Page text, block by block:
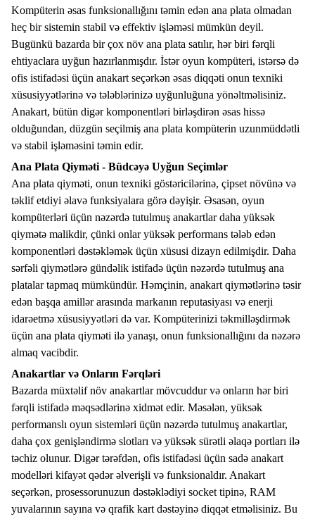
Kompüterin əsas funksionallığını təmin edən ana plata olmadan
heç bir sistemin stabil və effektiv işləməsi mümkün deyil.
Bugünkü bazarda bir çox növ ana plata satılır, hər biri fərqli
ehtiyaclara uyğun hazırlanmışdır. İstər oyun kompüteri, istərsə də
ofis istifadəsi üçün anakart seçərkən əsas diqqəti onun texniki
xüsusiyyətlərinə və tələblərinizə uyğunluğuna yönəltməlisiniz.
Anakart, bütün digər komponentləri birləşdirən əsas hissə
olduğundan, düzgün seçilmiş ana plata kompüterin uzunmüddətli
və stabil işləməsini təmin edir.
Ana Plata Qiyməti - Büdcəyə Uyğun Seçimlər
Ana plata qiyməti, onun texniki göstəricilərinə, çipset növünə və
təklif etdiyi əlavə funksiyalara görə dəyişir. Əsasən, oyun
kompüterləri üçün nəzərdə tutulmuş anakartlar daha yüksək
qiymətə malikdir, çünki onlar yüksək performans tələb edən
komponentləri dəstəkləmək üçün xüsusi dizayn edilmişdir. Daha
sərfəli qiymətlərə gündəlik istifadə üçün nəzərdə tutulmuş ana
platalar tapmaq mümkündür. Həmçinin, anakart qiymətlərinə təsir
edən başqa amillər arasında markanın reputasiyası və enerji
idarəetmə xüsusiyyətləri də var. Kompüterinizi təkmilləşdirmək
üçün ana plata qiyməti ilə yanaşı, onun funksionallığını da nəzərə
almaq vacibdir.
Anakartlar və Onların Fərqləri
Bazarda müxtəlif növ anakartlar mövcuddur və onların hər biri
fərqli istifadə məqsədlərinə xidmət edir. Məsələn, yüksək
performanslı oyun sistemləri üçün nəzərdə tutulmuş anakartlar,
daha çox genişləndirmə slotları və yüksək sürətli əlaqə portları ilə
təchiz olunur. Digər tərəfdən, ofis istifadəsi üçün sadə anakart
modelləri kifayət qədər əlverişli və funksionaldır. Anakart
seçərkən, prosessorunuzun dəstəklədiyi socket tipinə, RAM
yuvalarının sayına və qrafik kart dəstəyinə diqqət etməlisiniz. Bu